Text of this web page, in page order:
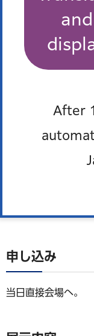
and
After
6月8日（月曜）か
前8時30分から午
申し込み
当日直接会場へ。